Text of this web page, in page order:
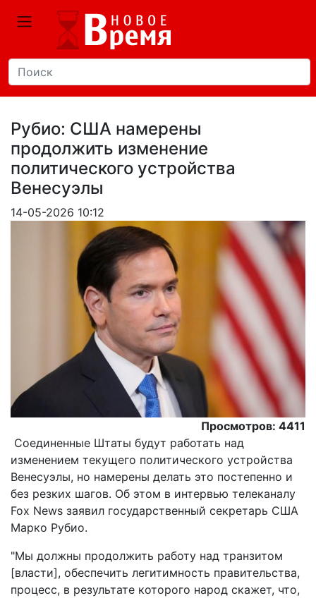
Рубио: США намерены
продолжить изменение
политического устройства
Венесуэлы
14-05-2026 10:12
Просмотров: 4411
Соединенные Штаты будут работать над
изменением текущего политического устройства
Венесуэлы, но намерены делать это постепенно и
без резких шагов. Об этом в интервью телеканалу
Fox News заявил государственный секретарь США
Марко Рубио.
"Мы должны продолжить работу над транзитом
[власти], обеспечить легитимность правительства,
процесс, в результате которого народ скажет, что,